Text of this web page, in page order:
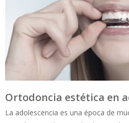
Ortodoncia estética en
La adolescencia es una época de